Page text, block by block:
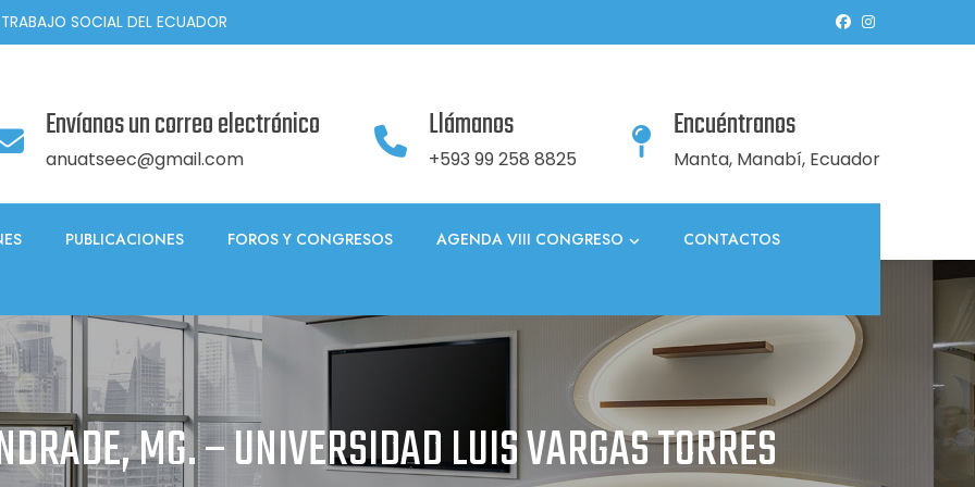
SOCIAL DEL ECUADOR
Envíanos un correo electrónico
anuatseec@gmail.com
Llámanos
+593 99 258 8825
Encuéntranos
Manta, Manabí, Ecuador
PUBLICACIONES FOROS Y CONGRESOS AGENDA VIII CONGRESO
CONTACTOS
MG. – UNIVERSIDAD LUIS VARGAS TORRES